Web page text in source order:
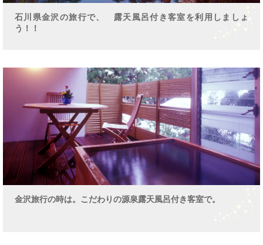
石川県金沢の旅行で、 露天風呂付き客室を利用しましょ
う！！
金沢旅行の時は。こだわりの源泉露天風呂付き客室で。